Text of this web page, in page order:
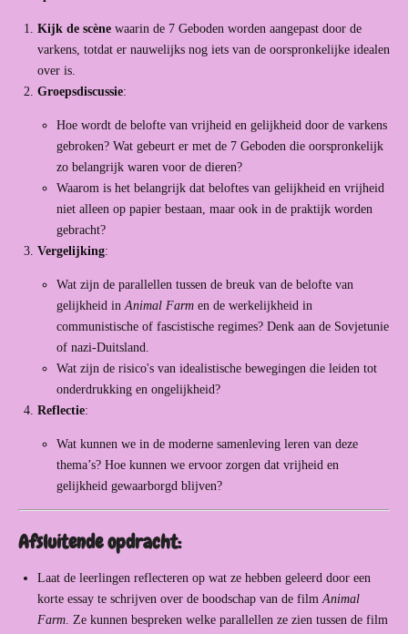
Kijk de scène waarin de 7 Geboden worden aangepast door de
varkens, totdat er nauwelijks nog iets van de oorspronkelijke idealen
over is.
Groepsdiscussie:
Hoe wordt de belofte van vrijheid en gelijkheid door de varkens
gebroken? Wat gebeurt er met de 7 Geboden die oorspronkelijk
zo belangrijk waren voor de dieren?
Waarom is het belangrijk dat beloftes van gelijkheid en vrijheid
niet alleen op papier bestaan, maar ook in de praktijk worden
gebracht?
Vergelijking:
Wat zijn de parallellen tussen de breuk van de belofte van
gelijkheid inAnimal Farm en de werkelijkheid in
communistische of fascistische regimes? Denk aan de Sovjetunie
of nazi-Duitsland.
Wat zijn de risico's van idealistische bewegingen die leiden tot
onderdrukking en ongelijkheid?
Reflectie:
Wat kunnen we in de moderne samenleving leren van deze
thema’s? Hoe kunnen we ervoor zorgen dat vrijheid en
gelijkheid gewaarborgd blijven?
Afsluitende opdracht:
Laat de leerlingen reflecteren op wat ze hebben geleerd door een
korte essay te schrijven over de boodschap van de filmAnimal
Farm. Ze kunnen bespreken welke parallellen ze zien tussen de film